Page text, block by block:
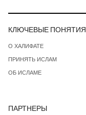
КЛЮЧЕВЫЕ ПОНЯТИЯ
О ХАЛИФАТЕ
ПРИНЯТЬ ИСЛАМ
ОБ ИСЛАМЕ
ПАРТНЕРЫ